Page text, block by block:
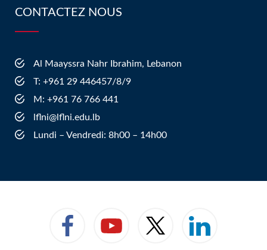
CONTACTEZ NOUS
Al Maayssra Nahr Ibrahim, Lebanon
​T: +961 29 446457/8/9
​M: +961 76 766 441
lflni@lflni.edu.lb
Lundi – Vendredi: 8h00 – 14h00